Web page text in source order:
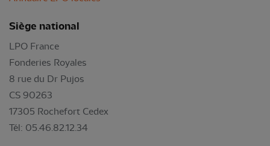
Siège national
LPO France
Fonderies Royales
8 rue du Dr Pujos
CS 90263
17305 Rochefort Cedex
Tél: 05.46.82.12.34